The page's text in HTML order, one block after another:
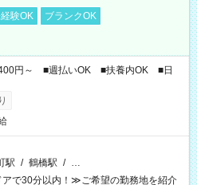
験OK
ブランクOK
円～ ■週払いOK ■扶養内OK ■日
駅 / 鶴橋駅 / …
で30分以内！≫ご希望の勤務地を紹介